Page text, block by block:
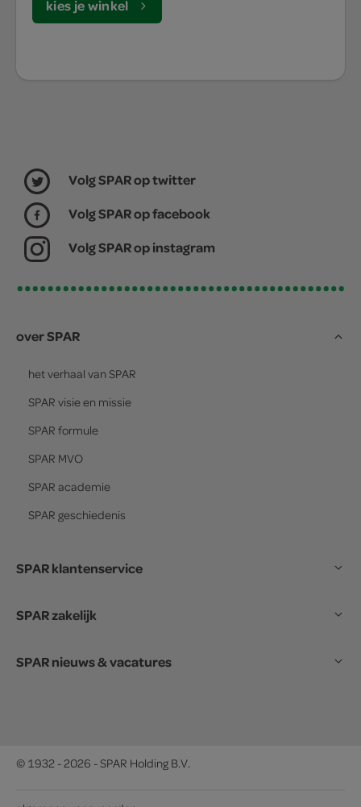
kies je winkel
Volg SPAR op twitter
Volg SPAR op facebook
Volg SPAR op instagram
over SPAR
het verhaal van SPAR
SPAR visie en missie
SPAR formule
SPAR MVO
SPAR academie
SPAR geschiedenis
SPAR klantenservice
SPAR zakelijk
SPAR nieuws & vacatures
© 1932 - 2026 - SPAR Holding B.V.